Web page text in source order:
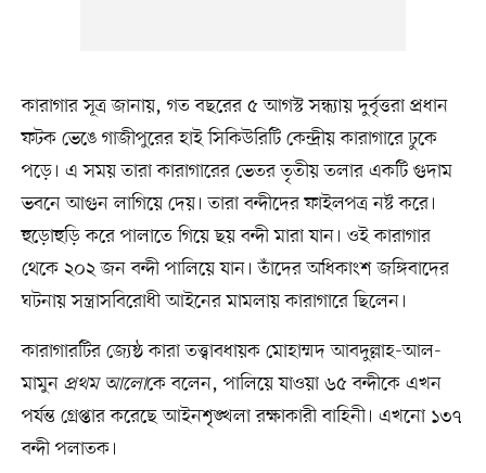
কারাগার সূত্র জানায়, গত বছরের ৫ আগস্ট সন্ধ্যায় দুর্বৃত্তরা প্রধান
ফটক ভেঙে গাজীপুরের হাই সিকিউরিটি কেন্দ্রীয় কারাগারে ঢুকে
পড়ে। এ সময় তারা কারাগারের ভেতর তৃতীয় তলার একটি গুদাম
ভবনে আগুন লাগিয়ে দেয়। তারা বন্দীদের ফাইলপত্র নষ্ট করে।
হুড়োহুড়ি করে পালাতে গিয়ে ছয় বন্দী মারা যান। ওই কারাগার
থেকে ২০২ জন বন্দী পালিয়ে যান। তাঁদের অধিকাংশ জঙ্গিবাদের
ঘটনায় সন্ত্রাসবিরোধী আইনের মামলায় কারাগারে ছিলেন।
কারাগারটির জ্যেষ্ঠ কারা তত্ত্বাবধায়ক মোহাম্মদ আবদুল্লাহ-আল-
মামুন প্রথম আলোকে বলেন, পালিয়ে যাওয়া ৬৫ বন্দীকে এখন
পর্যন্ত গ্রেপ্তার করেছে আইনশৃঙ্খলা রক্ষাকারী বাহিনী। এখনো ১৩৭
বন্দী পলাতক।